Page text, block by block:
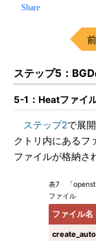
Share
ステップ5：
5-1：Heatファイ
ステップ2で展
クトリ内にあるフ
ファイルが格納さ
表7 「
ファイル
ファイル名